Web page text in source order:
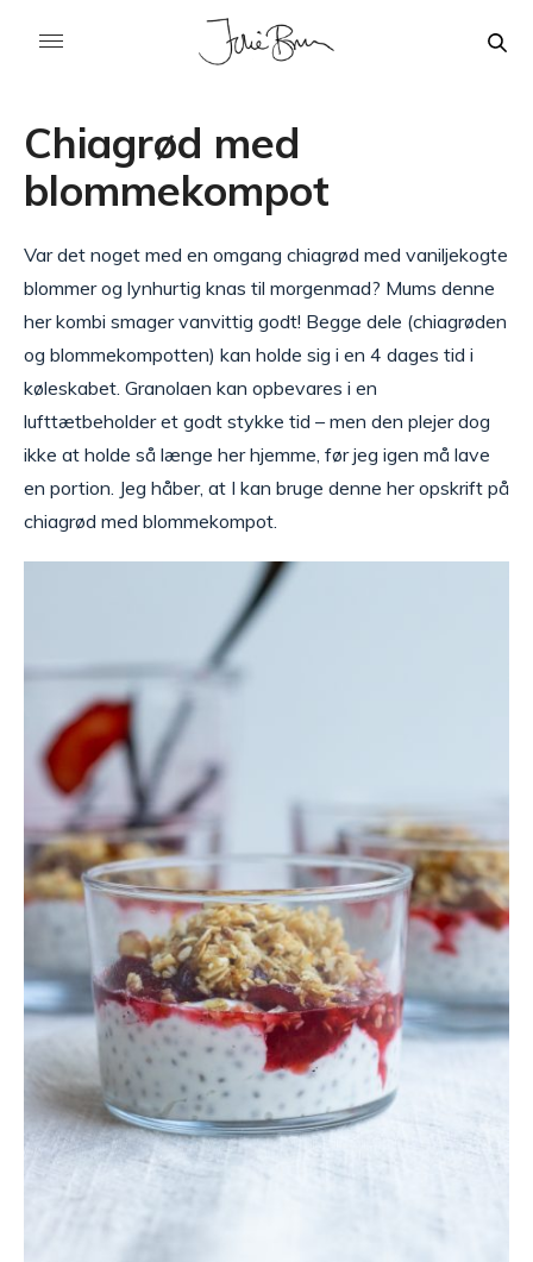
Chiagrød med
blommekompot
Var det noget med en omgang chiagrød med vaniljekogte
blommer og lynhurtig knas til morgenmad? Mums denne
her kombi smager vanvittig godt! Begge dele (chiagrøden
og blommekompotten) kan holde sig i en 4 dages tid i
køleskabet. Granolaen kan opbevares i en
lufttætbeholder et godt stykke tid – men den plejer dog
ikke at holde så længe her hjemme, før jeg igen må lave
en portion. Jeg håber, at I kan bruge denne her opskrift på
chiagrød med blommekompot.